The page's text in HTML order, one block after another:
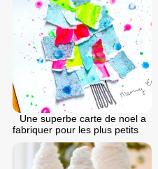
Une superbe carte de noel a
fabriquer pour les plus petits